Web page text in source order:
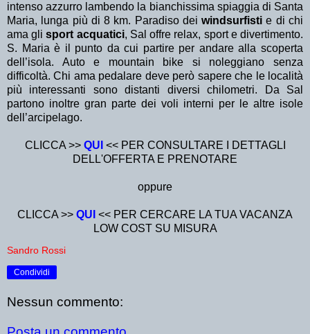
intenso azzurro lambendo la bianchissima spiaggia di Santa
Maria, lunga più di 8 km. Paradiso deiwindsurfistie di chi
ama glisport acquatici, Sal offre relax, sport e divertimento.
S. Maria è il punto da cui partire per andare alla scoperta
dell’isola. Auto e mountain bike si noleggiano senza
difficoltà. Chi ama pedalare deve però sapere che le località
più interessanti sono distanti diversi chilometri. Da Sal
partono inoltre gran parte dei voli interni per le altre isole
dell’arcipelago.
CLICCA >> QUI << PER CONSULTARE I DETTAGLI
DELL'OFFERTA E PRENOTARE
oppure
CLICCA >> QUI << PER CERCARE LA TUA VACANZA
LOW COST SU MISURA
Sandro Rossi
Condividi
Nessun commento: